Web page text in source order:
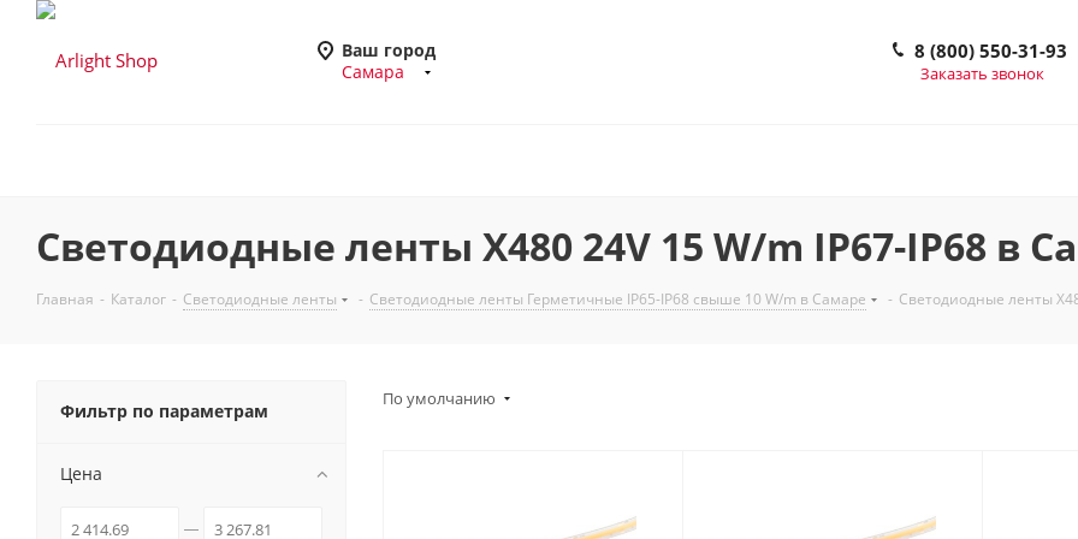
Ваш город
Самара
8 (800) 550-31-93
Заказать звонок
Светодиодные ленты X480 24V 15 W/m IP67-IP68 в
Главная - Каталог - Светодиодные ленты - Светодиодные ленты Герметичные IP65-IP68 свыше 10 W/m в Самаре - Светодиодные ленты
По умолчанию
Фильтр по параметрам
Цена